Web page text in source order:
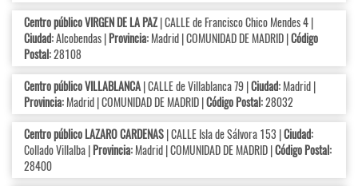
Centro público VIRGEN DE LA PAZ| CALLE de Francisco Chico Mendes 4 |
Ciudad:Alcobendas |Provincia:Madrid | COMUNIDAD DE MADRID |Código
Postal:28108
Centro público VILLABLANCA| CALLE de Villablanca 79 |Ciudad:Madrid |
Provincia:Madrid | COMUNIDAD DE MADRID |Código Postal:28032
Centro público LAZARO CARDENAS| CALLE Isla de Sálvora 153 |Ciudad:
Collado Villalba |Provincia:Madrid | COMUNIDAD DE MADRID |Código Postal:
28400